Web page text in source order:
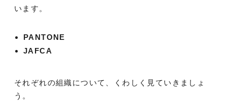
います。
PANTONE
JAFCA
それぞれの組織について、くわしく見ていきましょ
う。